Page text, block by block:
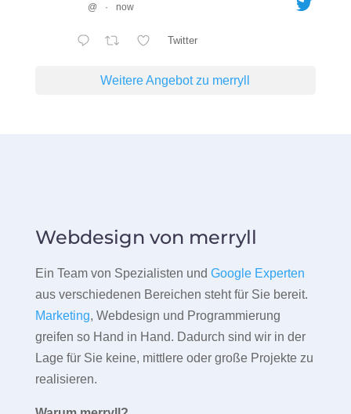
@ · now
Twitter
Weitere Angebot zu merryll
Webdesign von merryll
Ein Team von Spezialisten und Google Experten
aus verschiedenen Bereichen steht für Sie bereit.
Marketing, Webdesign und Programmierung
greifen so Hand in Hand. Dadurch sind wir in der
Lage für Sie keine, mittlere oder große Projekte zu
realisieren.